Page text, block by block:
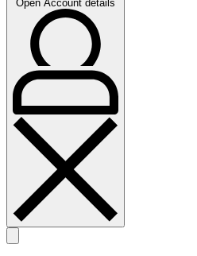
Open Account details